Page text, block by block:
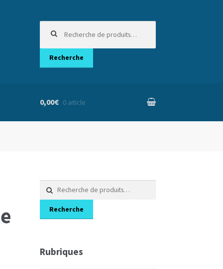
pour :
Recherche
0,00€ 0 article
Recherche
pour :
Recherche
Rubriques